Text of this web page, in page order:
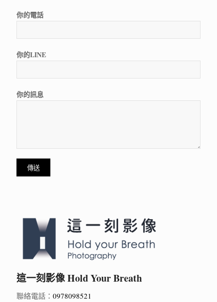
這一刻影像 Hold Your Breath
聯絡電話： 0978098521
你的電話
你的LINE
你的訊息